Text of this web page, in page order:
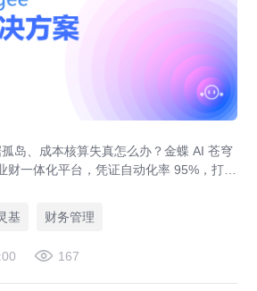
岛、成本核算失真怎么办？金蝶 AI 苍穹
财一体化平台，凭证自动化率 95%，打通
基 财务管理
167